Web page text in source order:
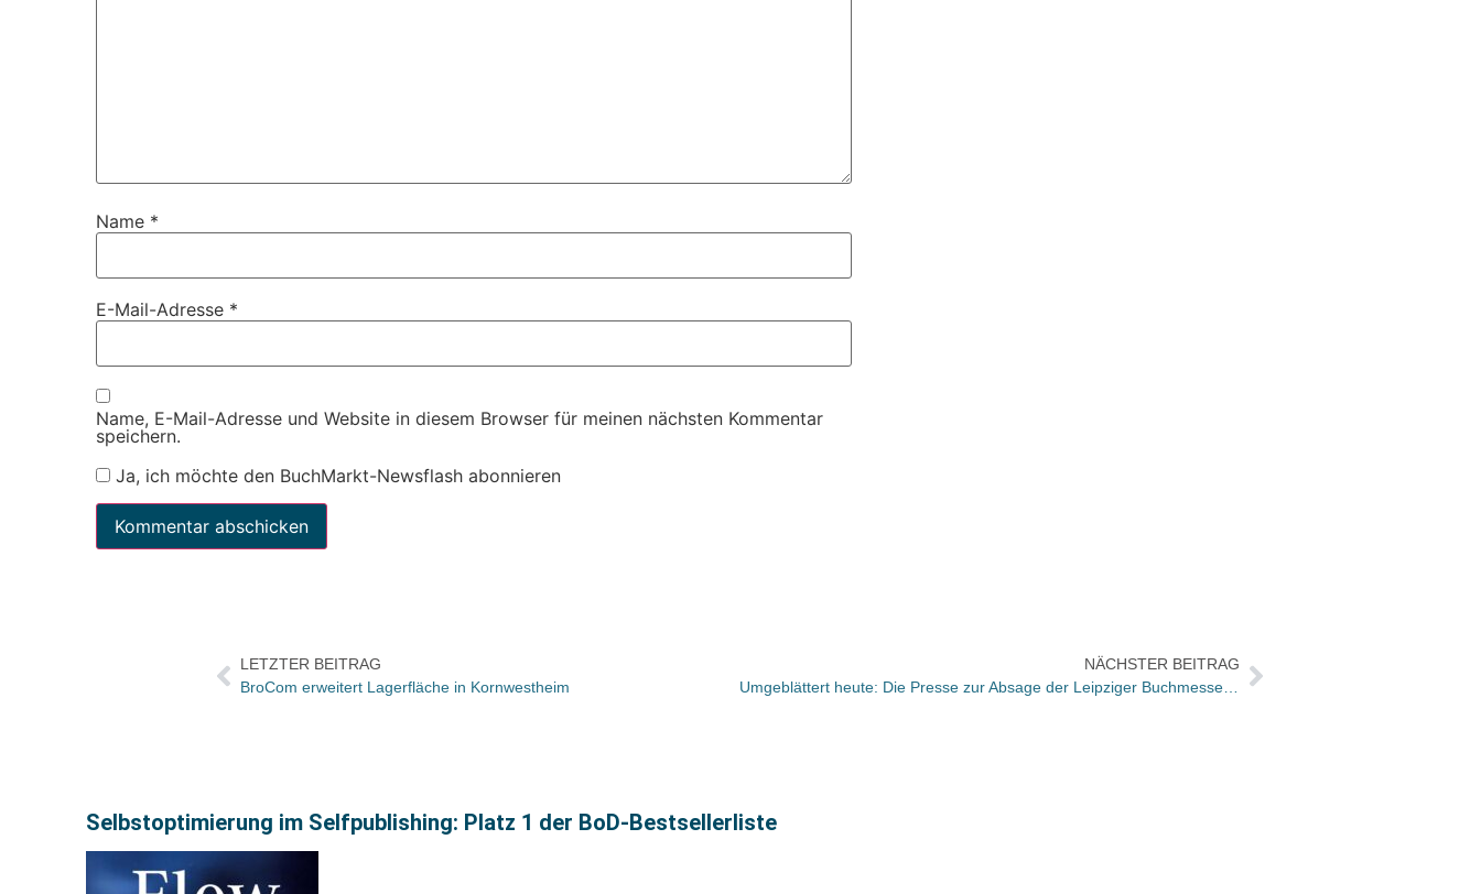
Name *
E-Mail-Adresse *
Name, E-Mail-Adresse und Website in diesem Browser für meinen nächsten Kommentar
speichern.
Ja, ich möchte den BuchMarkt-Newsflash abonnieren
LETZTER BEITRAG
BroCom erweitert Lagerfläche in Kornwestheim
NÄCHSTER BEITRAG
Selbstoptimierung im Selfpublishing: Platz 1 der BoD-Bestsellerliste